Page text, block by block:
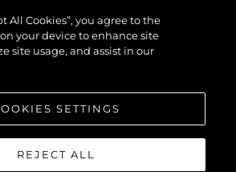
All Cookies”, you agree to the
your device to enhance site
site usage, and assist in our
SETTINGS
REJECT ALL